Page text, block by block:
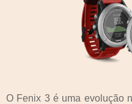
O Fenix 3 é uma evolução